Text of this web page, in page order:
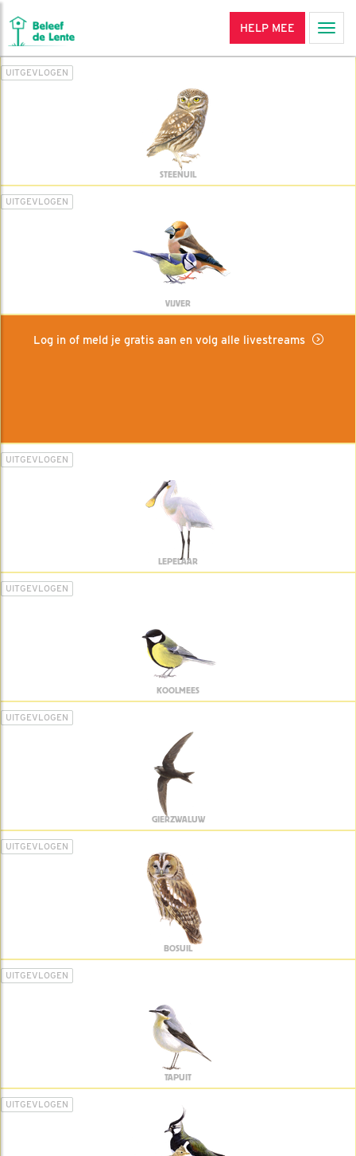
HELP MEE
UITGEVLOGEN
STEENUIL
UITGEVLOGEN
VIJVER
Log in of meld je gratis aan en volg alle livestreams
UITGEVLOGEN
LEPELAAR
UITGEVLOGEN
KOOLMEES
UITGEVLOGEN
GIERZWALUW
UITGEVLOGEN
BOSUIL
UITGEVLOGEN
TAPUIT
UITGEVLOGEN